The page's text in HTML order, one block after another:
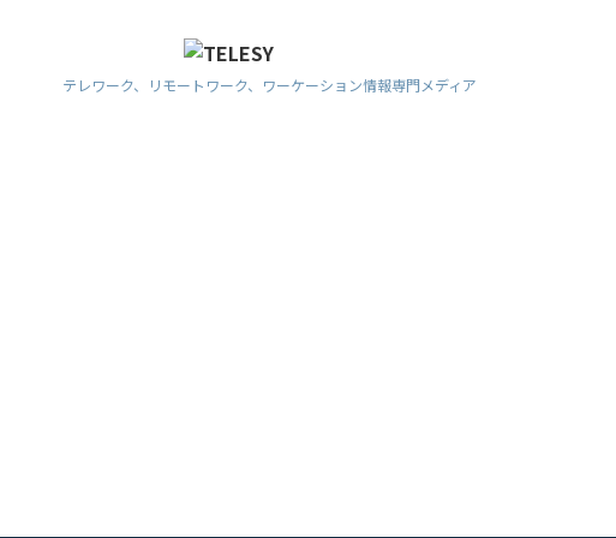
テレワーク、リモートワーク、ワーケーション情報専門メディア